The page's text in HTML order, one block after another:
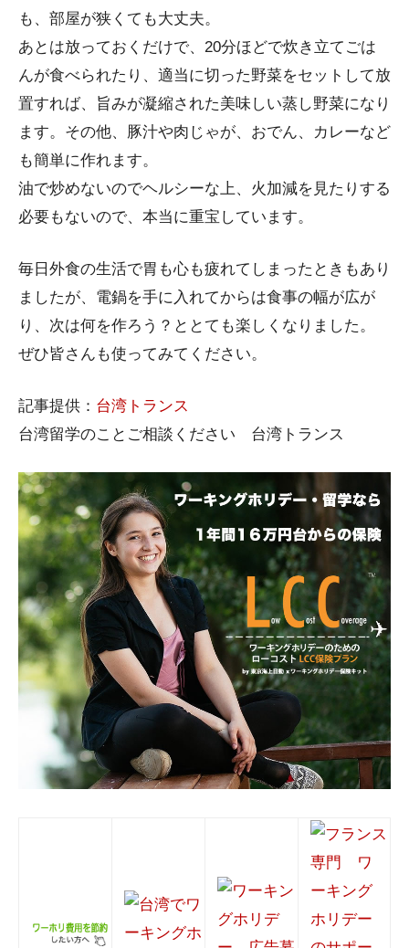
も、部屋が狭くても大丈夫。
あとは放っておくだけで、20分ほどで炊き立てごは
んが食べられたり、適当に切った野菜をセットして放
置すれば、旨みが凝縮された美味しい蒸し野菜になり
ます。その他、豚汁や肉じゃが、おでん、カレーなど
も簡単に作れます。
油で炒めないのでヘルシーな上、火加減を見たりする
必要もないので、本当に重宝しています。
毎日外食の生活で胃も心も疲れてしまったときもあり
ましたが、電鍋を手に入れてからは食事の幅が広が
り、次は何を作ろう？ととても楽しくなりました。
ぜひ皆さんも使ってみてください。
記事提供： 台湾トランス
台湾留学のことご相談ください 台湾トランス